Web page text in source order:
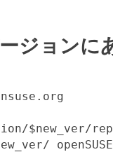
ジョンに
repo/